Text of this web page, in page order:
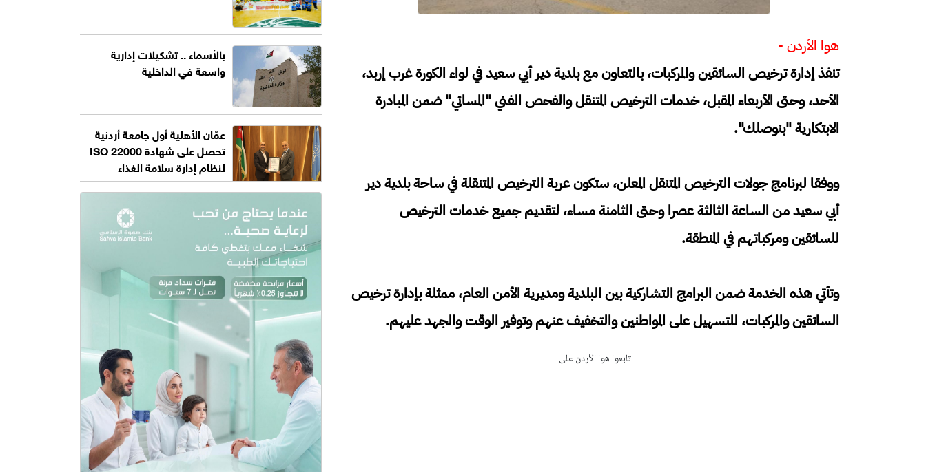
هوا الأردن -
تنفذ إدارة ترخيص السائقين والمركبات، بالتعاون مع بلدية دير أبي سعيد في لواء الكورة غرب إربد،
الأحد، وحتى الأربعاء المقبل، خدمات الترخيص المتنقل والفحص الفني "المسائي" ضمن المبادرة
الابتكارية "بنوصلك".
ووفقا لبرنامج جولات الترخيص المتنقل المعلن، ستكون عربة الترخيص المتنقلة في ساحة بلدية دير
أبي سعيد من الساعة الثالثة عصرا وحتى الثامنة مساء، لتقديم جميع خدمات الترخيص
للسائقين ومركباتهم في المنطقة.
وتأتي هذه الخدمة ضمن البرامج التشاركية بين البلدية ومديرية الأمن العام، ممثلة بإدارة ترخيص
السائقين والمركبات، للتسهيل على المواطنين والتخفيف عنهم وتوفير الوقت والجهد عليهم.
تابعوا هوا الأردن على
بالأسماء .. تشكيلات إدارية
واسعة في الداخلية
عمّان الأهلية أول جامعة أردنية
تحصل على شهادة ISO 22000
لنظام إدارة سلامة الغذاء